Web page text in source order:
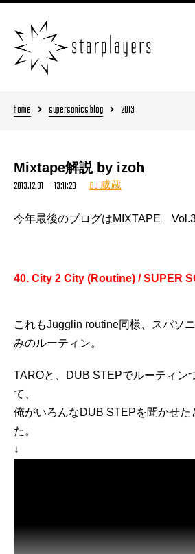
home supersonics blog 2013
Mixtape解説 by izoh
2013.12.31 13:11:28 DJ 威蔵
今年最後のブログはMIXTAPE Vol.3
40. City 2 City (Routine) / SUPER
これもJugglin routine同様、スパソ
みのルーティン。
TAROと、DUB STEPでルーティン
て、
俺がいろんなDUB STEPを聞かせた
た。
↓